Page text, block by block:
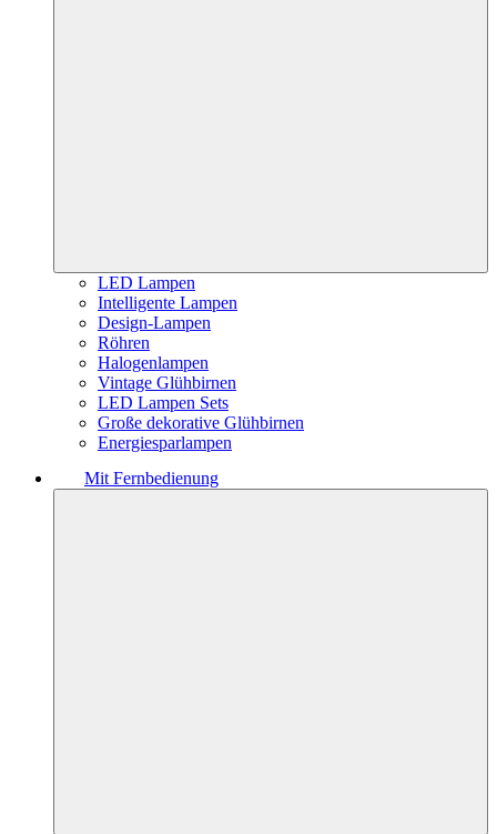
LED Lampen
Intelligente Lampen
Design-Lampen
Röhren
Halogenlampen
Vintage Glühbirnen
LED Lampen Sets
Große dekorative Glühbirnen
Energiesparlampen
Mit Fernbedienung